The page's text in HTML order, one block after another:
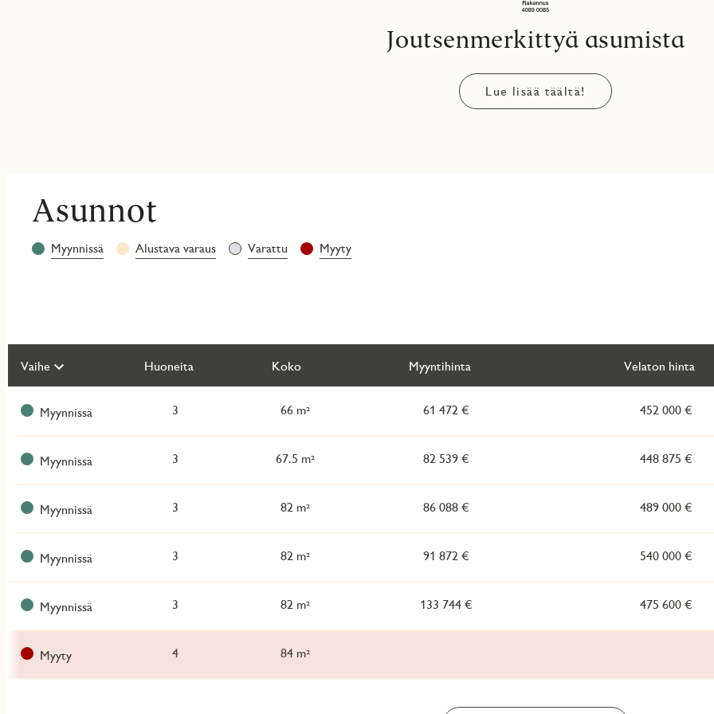
Joutsenmerkittyä asumista
Lue lisää täältä!
Asunnot
Lue
lisää
Myynnissä Alustava varaus Varattu Myyty
Näytä
kaikki
kohteet
Vaihe Huoneita Koko Myyntihinta Velaton hinta
Myynnissä 3 66 m² 61 472 € 452 000 €
Myynnissä 3 67.5 m² 82 539 € 448 875 €
Myynnissä 3 82 m² 86 088 € 489 000 €
Myynnissä 3 82 m² 91 872 € 540 000 €
Myynnissä 3 82 m² 133 744 € 475 600 €
Myyty 4 84 m²